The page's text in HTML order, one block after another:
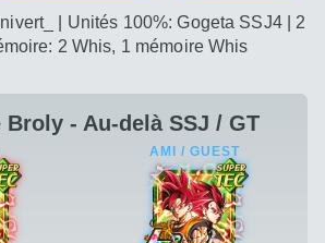
| Unités 100%: Gogeta SSJ4 | 2
2 Whis, 1 mémoire Whis
Broly - Au-delà SSJ / GT